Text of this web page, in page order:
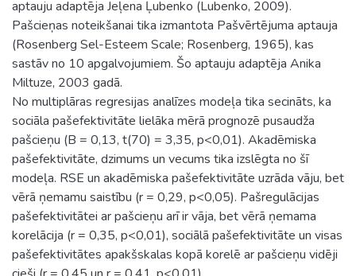
aptauju adaptēja Jeļena Ļubenko (Lubenko, 2009).
Pašcieņas noteikšanai tika izmantota Pašvērtējuma aptauja
(Rosenberg Sel-Esteem Scale; Rosenberg, 1965), kas
sastāv no 10 apgalvojumiem. Šo aptauju adaptēja Anika
Miltuze, 2003 gadā.
No multiplāras regresijas analīzes modeļa tika secināts, ka
sociāla pašefektivitāte lielāka mērā prognozē pusaudža
pašcieņu (B = 0,13, t(70) = 3,35, p<0,01). Akadēmiska
pašefektivitāte, dzimums un vecums tika izslēgta no šī
modeļa. RSE un akadēmiska pašefektivitāte uzrāda vāju, bet
vērā ņemamu saistību (r = 0,29, p<0,05). Pašregulācijas
pašefektivitātei ar pašcieņu arī ir vāja, bet vērā ņemama
korelācija (r = 0,35, p<0,01), sociālā pašefektivitāte un visas
pašefektivitātes apakšskalas kopā korelē ar pašcieņu vidēji